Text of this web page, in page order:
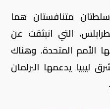
متنافستان هما
التي انبثقت عن
الأمم المتحدة. وهناك
يدعمها البرلمان